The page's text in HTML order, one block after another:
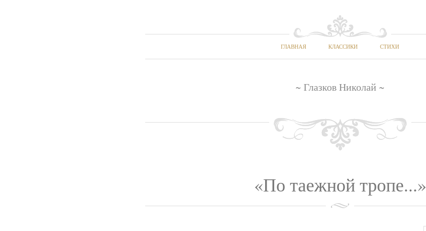
ГЛАВНАЯ КЛАССИКИ СТИХИ
~ Глазков Николай ~
«По таежной тропе...»